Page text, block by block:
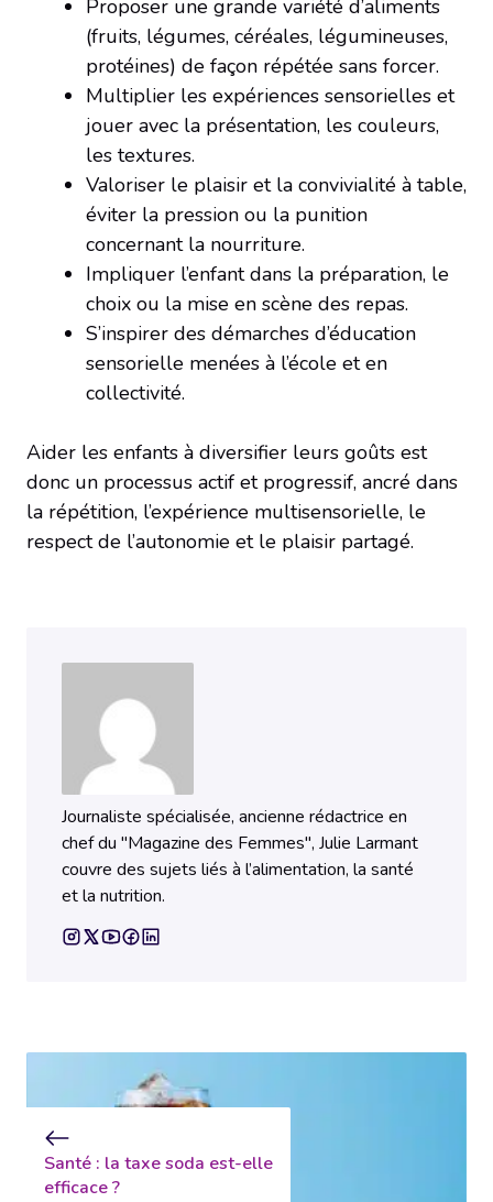
Proposer une grande variété d’aliments
(fruits, légumes, céréales, légumineuses,
protéines) de façon répétée sans forcer.
Multiplier les expériences sensorielles et
jouer avec la présentation, les couleurs,
les textures.
Valoriser le plaisir et la convivialité à table,
éviter la pression ou la punition
concernant la nourriture.
Impliquer l’enfant dans la préparation, le
choix ou la mise en scène des repas.
S’inspirer des démarches d’éducation
sensorielle menées à l’école et en
collectivité.
Aider les enfants à diversifier leurs goûts est
donc un processus actif et progressif, ancré dans
la répétition, l’expérience multisensorielle, le
respect de l’autonomie et le plaisir partagé.
Journaliste spécialisée, ancienne rédactrice en
chef du "Magazine des Femmes", Julie Larmant
couvre des sujets liés à l’alimentation, la santé
et la nutrition.
Santé : la taxe soda est-elle
efficace ?